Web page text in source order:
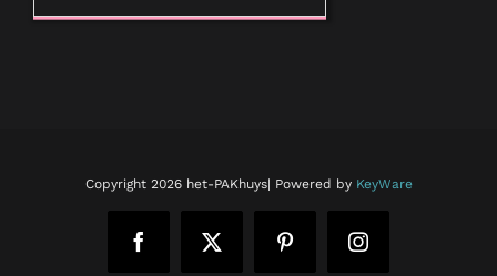
Copyright 2026 het-PAKhuys| Powered by KeyWare
FacebookX PinterestInstagram